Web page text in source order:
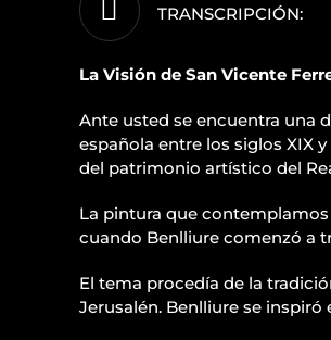
TRANSCRIPCIÓN:
La Visión de San Vicente
Ante usted se encuentra una
española entre los siglos XIX
del patrimonio artístico del
La pintura que contemplamos
cuando Benlliure comenzó a
El tema procedía de la
Jerusalén. Benlliure se